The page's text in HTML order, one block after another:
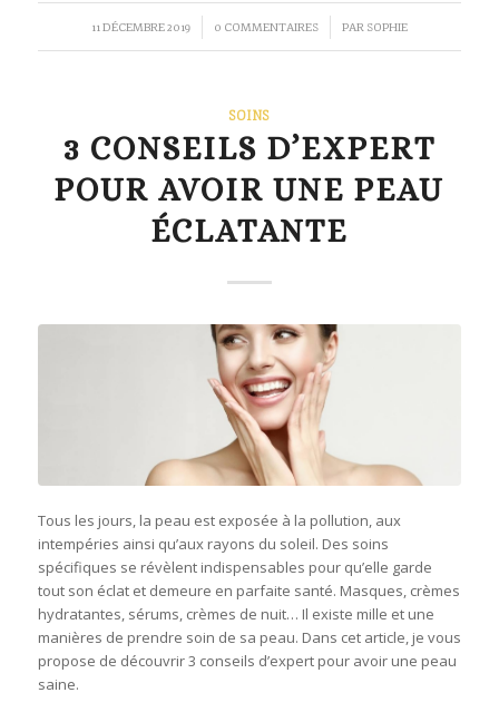
11 DÉCEMBRE 2019
/ 0 COMMENTAIRES
/ PAR SOPHIE
SOINS
3 CONSEILS D’EXPERT
POUR AVOIR UNE PEAU
ÉCLATANTE
Tous les jours, la peau est exposée à la pollution, aux
intempéries ainsi qu’aux rayons du soleil. Des soins
spécifiques se révèlent indispensables pour qu’elle garde
tout son éclat et demeure en parfaite santé. Masques, crèmes
hydratantes, sérums, crèmes de nuit… Il existe mille et une
manières de prendre soin de sa peau. Dans cet article, je vous
propose de découvrir 3 conseils d’expert pour avoir une peau
saine.